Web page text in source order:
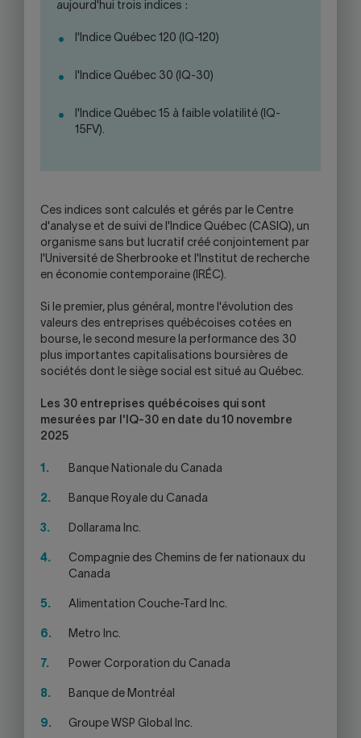
aujourd'hui trois indices :
l'Indice Québec 120 (IQ-120)
l'Indice Québec 30 (IQ-30)
l'Indice Québec 15 à faible volatilité (IQ-
15FV).
Ces indices sont calculés et gérés par le Centre
d'analyse et de suivi de l'Indice Québec (CASIQ), un
organisme sans but lucratif créé conjointement par
l'Université de Sherbrooke et l'Institut de recherche
en économie contemporaine (IRÉC).
Si le premier, plus général, montre l'évolution des
valeurs des entreprises québécoises cotées en
bourse, le second mesure la performance des 30
plus importantes capitalisations boursières de
sociétés dont le siège social est situé au Québec.
Les 30 entreprises québécoises qui sont
mesurées par l'IQ-30 en date du 10 novembre
2025
Banque Nationale du Canada
Banque Royale du Canada
Dollarama Inc.
Compagnie des Chemins de fer nationaux du
Canada
Alimentation Couche-Tard Inc.
Metro Inc.
Power Corporation du Canada
Banque de Montréal
Groupe WSP Global Inc.